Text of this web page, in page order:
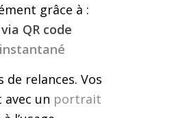
grâce à :
QR code
de relances. Vos
un portrait